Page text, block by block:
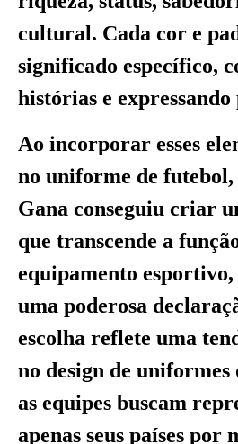
cultural. Cada cor e
significado específico,
histórias e
Ao incorporar esses
no uniforme de futebol,
Gana conseguiu criar
que transcende a
equipamento
uma poderosa
escolha reflete uma
no design de uniformes
as equipes buscam
apenas seus países por